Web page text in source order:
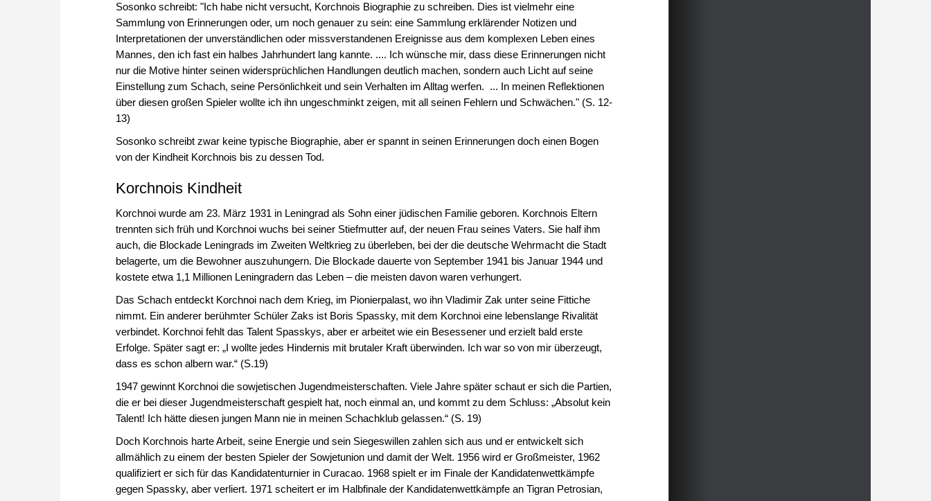
Sosonko schreibt: "Ich habe nicht versucht, Korchnois Biographie zu schreiben. Dies ist vielmehr eine
Sammlung von Erinnerungen oder, um noch genauer zu sein: eine Sammlung erklärender Notizen und
Interpretationen der unverständlichen oder missverstandenen Ereignisse aus dem komplexen Leben eines
Mannes, den ich fast ein halbes Jahrhundert lang kannte. .... Ich wünsche mir, dass diese Erinnerungen nicht
nur die Motive hinter seinen widersprüchlichen Handlungen deutlich machen, sondern auch Licht auf seine
Einstellung zum Schach, seine Persönlichkeit und sein Verhalten im Alltag werfen. ... In meinen Reflektionen
über diesen großen Spieler wollte ich ihn ungeschminkt zeigen, mit all seinen Fehlern und Schwächen." (S. 12-
13)
Sosonko schreibt zwar keine typische Biographie, aber er spannt in seinen Erinnerungen doch einen Bogen
von der Kindheit Korchnois bis zu dessen Tod.
Korchnois Kindheit
Korchnoi wurde am 23. März 1931 in Leningrad als Sohn einer jüdischen Familie geboren. Korchnois Eltern
trennten sich früh und Korchnoi wuchs bei seiner Stiefmutter auf, der neuen Frau seines Vaters. Sie half ihm
auch, die Blockade Leningrads im Zweiten Weltkrieg zu überleben, bei der die deutsche Wehrmacht die Stadt
belagerte, um die Bewohner auszuhungern. Die Blockade dauerte von September 1941 bis Januar 1944 und
kostete etwa 1,1 Millionen Leningradern das Leben – die meisten davon waren verhungert.
Das Schach entdeckt Korchnoi nach dem Krieg, im Pionierpalast, wo ihn Vladimir Zak unter seine Fittiche
nimmt. Ein anderer berühmter Schüler Zaks ist Boris Spassky, mit dem Korchnoi eine lebenslange Rivalität
verbindet. Korchnoi fehlt das Talent Spasskys, aber er arbeitet wie ein Besessener und erzielt bald erste
Erfolge. Später sagt er: „I wollte jedes Hindernis mit brutaler Kraft überwinden. Ich war so von mir überzeugt,
dass es schon albern war.“ (S.19)
1947 gewinnt Korchnoi die sowjetischen Jugendmeisterschaften. Viele Jahre später schaut er sich die Partien,
die er bei dieser Jugendmeisterschaft gespielt hat, noch einmal an, und kommt zu dem Schluss: „Absolut kein
Talent! Ich hätte diesen jungen Mann nie in meinen Schachklub gelassen.“ (S. 19)
Doch Korchnois harte Arbeit, seine Energie und sein Siegeswillen zahlen sich aus und er entwickelt sich
allmählich zu einem der besten Spieler der Sowjetunion und damit der Welt. 1956 wird er Großmeister, 1962
qualifiziert er sich für das Kandidatenturnier in Curacao. 1968 spielt er im Finale der Kandidatenwettkämpfe
gegen Spassky, aber verliert. 1971 scheitert er im Halbfinale der Kandidatenwettkämpfe an Tigran Petrosian,